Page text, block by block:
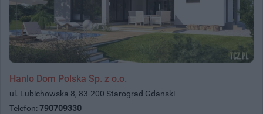
Hanlo Dom Polska Sp. z o.o.
ul. Lubichowska 8, 83-200 Starograd Gdanski
Telefon: 790709330